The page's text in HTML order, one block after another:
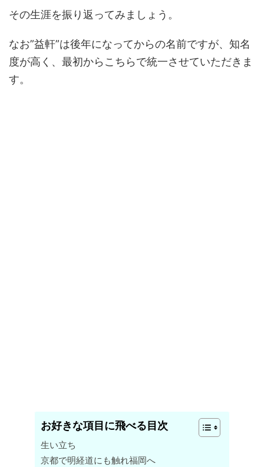
その生涯を振り返ってみましょう。
なお”益軒”は後年になってからの名前ですが、知名
度が高く、最初からこちらで統一させていただきま
す。
お好きな項目に飛べる目次
生い立ち
京都で明経道にも触れ福岡へ